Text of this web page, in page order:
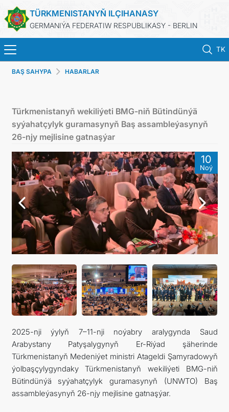
TÜRKMENISTANYŇ ILÇIHANASY
GERMANIÝA FEDERATIW RESPUBLIKASY - BERLIN
TK
STARTSEITE
MFAA TURKMENISTANS
TURKMENISTAN
KONSULAR ABTEILUNG
INVESTITIONEN IN TURKMENISTAN
KONTAKT
BAŞ SAHYPA HABARLAR
Türkmenistanyň wekiliýeti BMG-niň Bütindünýä
syýahatçylyk guramasynyň Baş assambleýasynyň
26-njy mejlisine gatnaşýar
10
Noý
2025-nji ýylyň 7–11-nji noýabry aralygynda Saud
Arabystany Patyşalygynyň Er-Riýad şäherinde
Türkmenistanyň Medeniýet ministri Atageldi Şamyradowyň
ýolbaşçylygyndaky Türkmenistanyň wekiliýeti BMG-niň
Bütindünýä syýahatçylyk guramasynyň (UNWTO) Baş
assambleýasynyň 26-njy mejlisine gatnaşýar.